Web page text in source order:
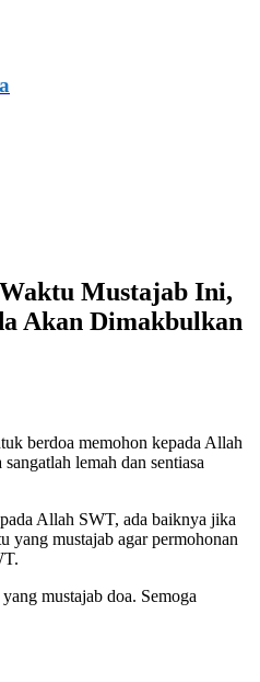
Mustajab Ini,
Akan Dimakbulkan
berdoa memohon kepada Allah
lemah dan sentiasa
Allah SWT, ada baiknya jika
yang mustajab agar permohonan
mustajab doa. Semoga